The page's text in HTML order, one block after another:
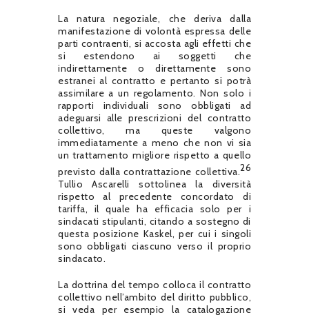
La natura negoziale, che deriva dalla
manifestazione di volontà espressa delle
parti contraenti, si accosta agli effetti che
si estendono ai soggetti che
indirettamente o direttamente sono
estranei al contratto e pertanto si potrà
assimilare a un regolamento. Non solo i
rapporti individuali sono obbligati ad
adeguarsi alle prescrizioni del contratto
collettivo, ma queste valgono
immediatamente a meno che non vi sia
un trattamento migliore rispetto a quello
previsto dalla contrattazione collettiva.26
Tullio Ascarelli sottolinea la diversità
rispetto al precedente concordato di
tariffa, il quale ha efficacia solo per i
sindacati stipulanti, citando a sostegno di
questa posizione Kaskel, per cui i singoli
sono obbligati ciascuno verso il proprio
sindacato.
La dottrina del tempo colloca il contratto
collettivo nell’ambito del diritto pubblico,
si veda per esempio la catalogazione